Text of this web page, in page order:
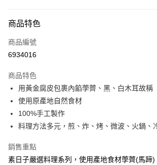
信用卡一次付款
LINE Pay
街口支付
悠遊付
Google Pay
全盈+PAY
ATM付款
商品特色
商品編號
6934016
商品特色
用黃金腐皮包裹內餡荸薺、黑、白木耳故稱
使用原產地自然食材
100%手工製作
料理方法多元，煎、炸、烤、微波、火鍋、
銷售重點
素日子嚴選料理系列，使用產地食材荸薺(馬蹄